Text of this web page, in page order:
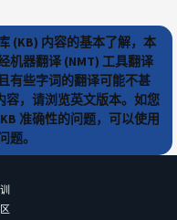
(KB) 内容的基本了解，本
机器翻译 (NMT) 工具翻译
有些字词的翻译可能不甚
容，请浏览英文版本。如您
准确性的问题，可以使用
题。